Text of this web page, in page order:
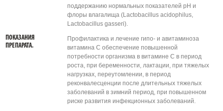
поддержанию нормальных показателей рН и
флоры влагалища (Lactobacillus acidophilus,
Lactobacillus gasseri).
ПОКАЗАНИЯ
ПРЕПАРАТА.
Профилактика и лечение гипо- и авитаминоза
витамина С обеспечение повышенной
потребности организма в витамине С в период
роста, при беременности, лактации, при тяжелых
нагрузках, переутомлении, в период
реконвалесценции после длительных тяжелых
заболеваний в зимний период, при повышенном
риске развития инфекционных заболеваний.